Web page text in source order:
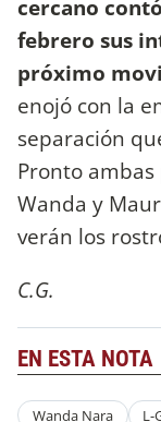
cercano
febrero sus
próximo
enojó con la
separación
Pronto
Wanda y
verán los
C.G.
EN ESTA NOTA
Wanda Nara L-